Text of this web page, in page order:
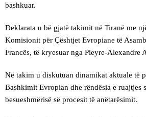
bashkuar.
Deklarata u bë gjatë takimit në Tiranë me
Komisionit për Çështjet Evropiane të
Francës, të kryesuar nga Pieyre-Alexandre
Në takim u diskutuan dinamikat aktuale të
Bashkimit Evropian dhe rëndësia e ruajtjes
besueshmërisë së procesit të anëtarësimit.